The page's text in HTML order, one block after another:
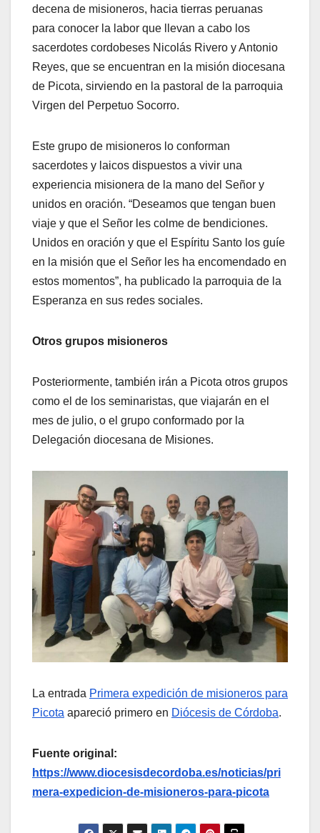
decena de misioneros, hacia tierras peruanas
para conocer la labor que llevan a cabo los
sacerdotes cordobeses Nicolás Rivero y Antonio
Reyes, que se encuentran en la misión diocesana
de Picota, sirviendo en la pastoral de la parroquia
Virgen del Perpetuo Socorro.
Este grupo de misioneros lo conforman
sacerdotes y laicos dispuestos a vivir una
experiencia misionera de la mano del Señor y
unidos en oración. “Deseamos que tengan buen
viaje y que el Señor les colme de bendiciones.
Unidos en oración y que el Espíritu Santo los guíe
en la misión que el Señor les ha encomendado en
estos momentos”, ha publicado la parroquia de la
Esperanza en sus redes sociales.
Otros grupos misioneros
Posteriormente, también irán a Picota otros grupos
como el de los seminaristas, que viajarán en el
mes de julio, o el grupo conformado por la
Delegación diocesana de Misiones.
La entrada Primera expedición de misioneros para
Picota apareció primero en Diócesis de Córdoba.
Fuente original:
https://www.diocesisdecordoba.es/noticias/pri
mera-expedicion-de-misioneros-para-picota